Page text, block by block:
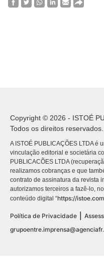
Copyright © 2026 - ISTOÉ
Todos os direitos reservados.
A ISTOÉ PUBLICAÇÕES LTDA é
vinculação editorial e societária
PUBLICACÕES LTDA
realizamos cobranças e que
contrato de assinatura da revista
autorizamos terceiros a fazê-lo,
conteúdo digital “https://
Política de Privacidade